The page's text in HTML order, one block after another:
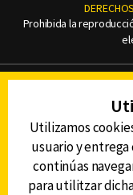
Prohibida la
Utilizamos
usuario y
continúas
para utilitzar